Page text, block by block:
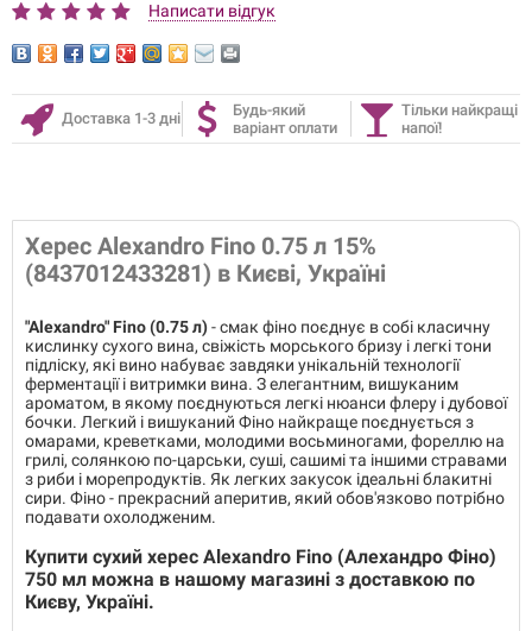
Написати відгук
Доставка 1-3 дні
Будь-який
варіант оплати
Тільки найкращі
напої!
Херес Alexandro Fino 0.75 л 15%
(8437012433281) в Києві, Україні
"Alexandro" Fino (0.75 л)- смак фіно поєднує в собі класичну
кислинку сухого вина, свіжість морського бризу і легкі тони
підліску, які вино набуває завдяки унікальній технології
ферментації і витримки вина. З елегантним, вишуканим
ароматом, в якому поєднуються легкі нюанси флеру і дубової
бочки. Легкий і вишуканий Фіно найкраще поєднується з
омарами, креветками, молодими восьминогами, фореллю на
грилі, солянкою по-царськи, суші, сашимі та іншими стравами
з риби і морепродуктів. Як легких закусок ідеальні блакитні
сири. Фіно - прекрасний аперитив, який обов'язково потрібно
подавати охолодженим.
Купити сухий херес Alexandro Fino (Алехандро Фіно)
750 мл можна в нашому магазині з доставкою по
Києву, Україні.